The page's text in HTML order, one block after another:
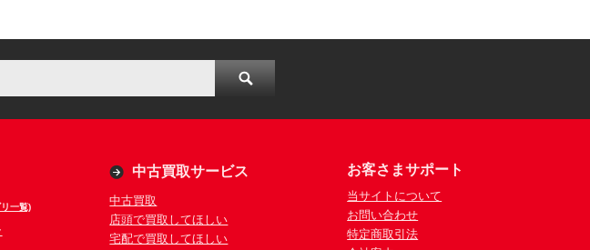
一覧)
中古買取サービス
中古買取
店頭で買取してほしい
宅配で買取してほしい
お客さまサポート
当サイトについて
お問い合わせ
特定商取引法